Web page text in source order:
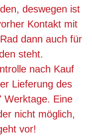
deswegen ist
Kontakt mit
dann auch für
steht.
nach Kauf
Lieferung des
Werktage. Eine
nicht möglich,
vor!